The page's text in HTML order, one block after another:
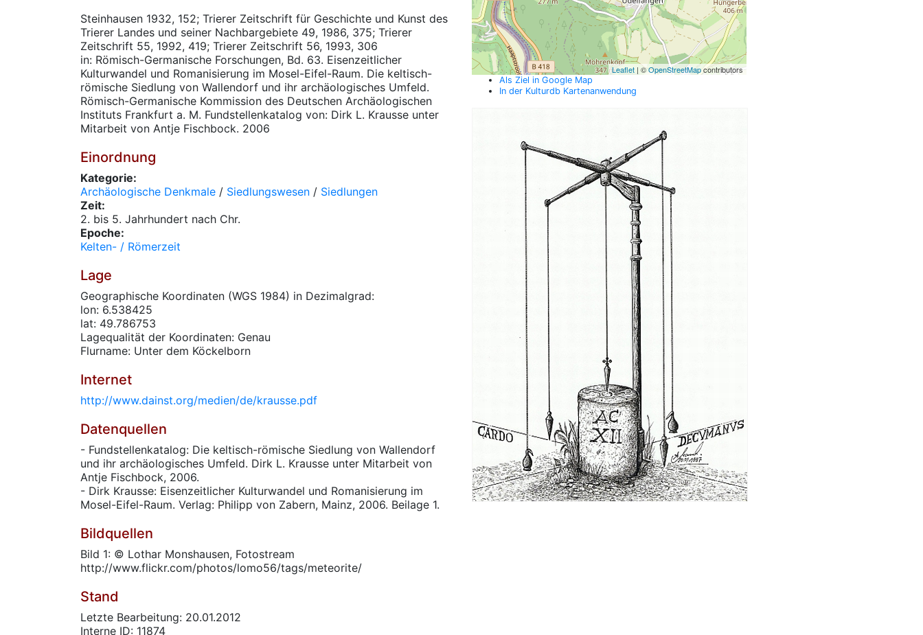
Steinhausen 1932, 152; Trierer Zeitschrift für Geschichte und Kunst des
Trierer Landes und seiner Nachbargebiete 49, 1986, 375; Trierer
Zeitschrift 55, 1992, 419; Trierer Zeitschrift 56, 1993, 306
in: Römisch-Germanische Forschungen, Bd. 63. Eisenzeitlicher
Kulturwandel und Romanisierung im Mosel-Eifel-Raum. Die keltisch-
römische Siedlung von Wallendorf und ihr archäologisches Umfeld.
Römisch-Germanische Kommission des Deutschen Archäologischen
Instituts Frankfurt a. M. Fundstellenkatalog von: Dirk L. Krausse unter
Mitarbeit von Antje Fischbock. 2006
Einordnung
Kategorie:
Archäologische Denkmale / Siedlungswesen / Siedlungen
Zeit:
2. bis 5. Jahrhundert nach Chr.
Epoche:
Kelten- / Römerzeit
Lage
Geographische Koordinaten (WGS 1984) in Dezimalgrad:
lon: 6.538425
lat: 49.786753
Lagequalität der Koordinaten: Genau
Flurname: Unter dem Köckelborn
Internet
http://www.dainst.org/medien/de/krausse.pdf
Datenquellen
- Fundstellenkatalog: Die keltisch-römische Siedlung von Wallendorf
und ihr archäologisches Umfeld. Dirk L. Krausse unter Mitarbeit von
Antje Fischbock, 2006.
- Dirk Krausse: Eisenzeitlicher Kulturwandel und Romanisierung im
Mosel-Eifel-Raum. Verlag: Philipp von Zabern, Mainz, 2006. Beilage 1.
Bildquellen
Bild 1: © Lothar Monshausen, Fotostream
http://www.flickr.com/photos/lomo56/tags/meteorite/
Stand
Letzte Bearbeitung: 20.01.2012
Interne ID: 11874
Leaflet | ©OpenStreetMapcontributors
Als Ziel in Google Map
In der Kulturdb Kartenanwendung